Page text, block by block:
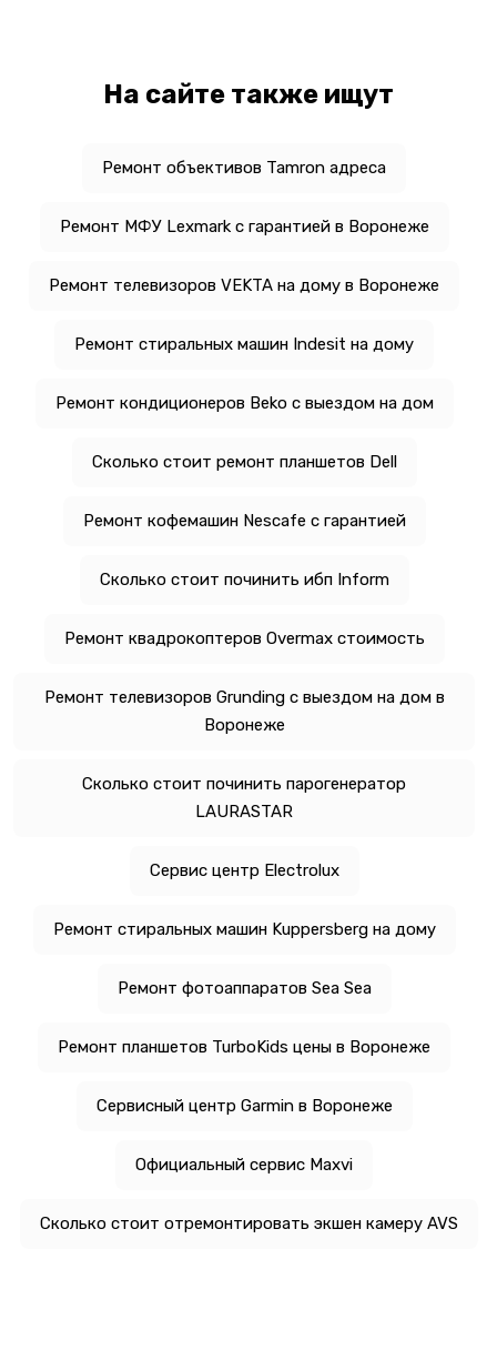
На сайте также ищут
Ремонт объективов Tamron адреса
Ремонт МФУ Lexmark с гарантией в Воронеже
Ремонт телевизоров VEKTA на дому в Воронеже
Ремонт стиральных машин Indesit на дому
Ремонт кондиционеров Beko с выездом на дом
Сколько стоит ремонт планшетов Dell
Ремонт кофемашин Nescafe с гарантией
Сколько стоит починить ибп Inform
Ремонт квадрокоптеров Overmax стоимость
Ремонт телевизоров Grunding с выездом на дом в
Воронеже
Сколько стоит починить парогенератор
LAURASTAR
Сервис центр Electrolux
Ремонт стиральных машин Kuppersberg на дому
Ремонт фотоаппаратов Sea Sea
Ремонт планшетов TurboKids цены в Воронеже
Сервисный центр Garmin в Воронеже
Официальный сервис Maxvi
Сколько стоит отремонтировать экшен камеру AVS